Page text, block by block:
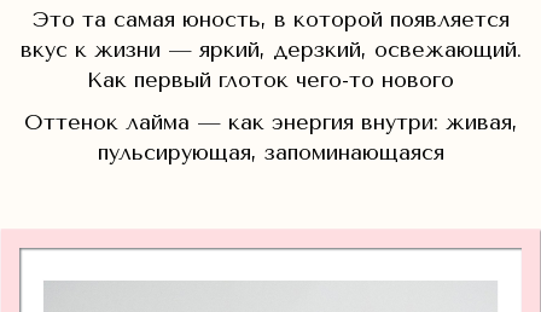
Это та самая юность, в которой появляется
вкус к жизни — яркий, дерзкий, освежающий.
Как первый глоток чего-то нового
Оттенок лайма — как энергия внутри: живая,
пульсирующая, запоминающаяся